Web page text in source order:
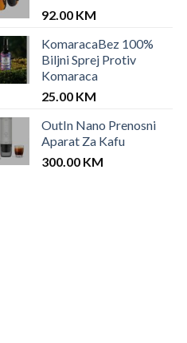
92.00 KM
KomaracaBez 100%
Biljni Sprej Protiv
Komaraca
25.00 KM
OutIn Nano Prenosni
Aparat Za Kafu
300.00 KM